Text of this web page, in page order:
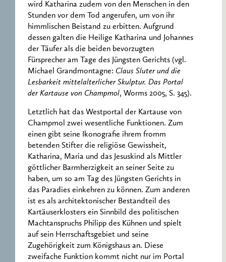
wird Katharina zudem von den Menschen in den
Stunden vor dem Tod angerufen, um von ihr
himmlischen Beistand zu erbitten. Aufgrund
dessen galten die Heilige Katharina und Johannes
der Täufer als die beiden bevorzugten
Fürsprecher am Tage des Jüngsten Gerichts (vgl.
Michael Grandmontagne: Claus Sluter und die
Lesbarkeit mittelalterlicher Skulptur. Das Portal
der Kartause von Champmol, Worms 2005, S. 345).
Letztlich hat das Westportal der Kartause von
Champmol zwei wesentliche Funktionen. Zum
einen gibt seine Ikonografie ihrem fromm
betenden Stifter die religiöse Gewissheit,
Katharina, Maria und das Jesuskind als Mittler
göttlicher Barmherzigkeit an seiner Seite zu
haben, um so am Tag des Jüngsten Gerichts in
das Paradies einkehren zu können. Zum anderen
ist es als architektonischer Bestandteil des
Kartäuserklosters ein Sinnbild des politischen
Machtanspruchs Philipp des Kühnen und spielt
auf sein Herrschaftsgebiet und seine
Zugehörigkeit zum Königshaus an. Diese
zweifache Funktion kommt nicht nur im Portal